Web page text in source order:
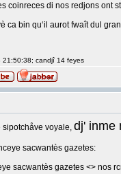
coinreces di nos redjons ont
ca bin qu‘il aurot fwaît dul
21:50:38; candjî 14 feyes
sipotchåve voyale, dj' inme
sacwantès gazetes:
sacwantès gazetes <> nos